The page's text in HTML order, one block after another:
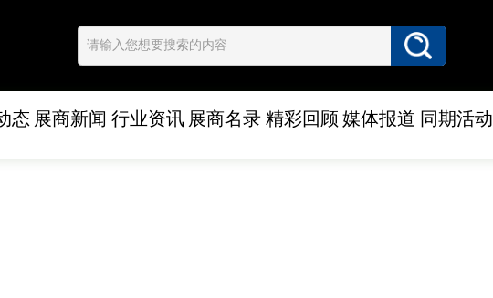
态 展商新闻 行业资讯 展商名录 精彩回顾 媒体报道 同期活动